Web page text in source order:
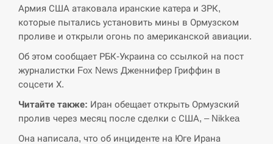
У Росії розгортається ракетний підрозділ КНДР –
Reuters
14:23
хотя у партнеров они…
СЕРПЕНЬ
Армия США атаковала иранские катера и ЗРК,
которые пытались установить мины в Ормузском
проливе и открыли огонь по американской авиации.
Об этом сообщает РБК-Украина со ссылкой на пост
журналистки Fox News Дженнифер Гриффин в
соцсети Х.
Читайте также: Иран обещает открыть Ормузский
пролив через месяц после сделки с США, – Nikkea
Она написала, что об инциденте на Юге Ирана